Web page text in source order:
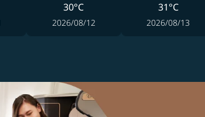
30°C
2026/08/12
31°C
2026/08/13